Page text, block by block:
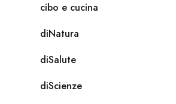
cibo e cucina
diNatura
diSalute
diScienze